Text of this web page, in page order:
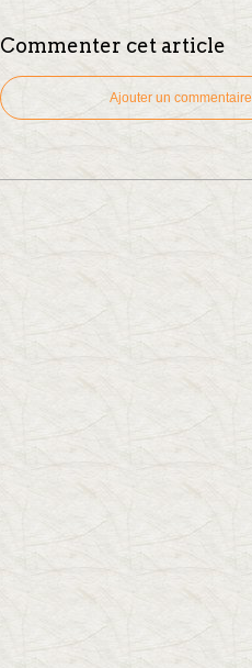
Commenter cet article
Ajouter un commentaire